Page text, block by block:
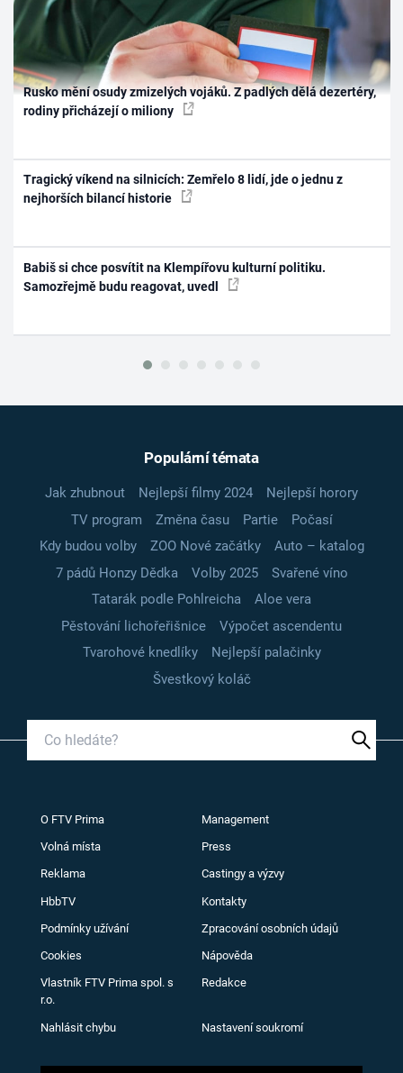
Rusko mění osudy zmizelých vojáků. Z padlých dělá dezertéry,
rodiny přicházejí o miliony
Tragický víkend na silnicích: Zemřelo 8 lidí, jde o jednu z
nejhorších bilancí historie
Babiš si chce posvítit na Klempířovu kulturní politiku.
Samozřejmě budu reagovat, uvedl
Populární témata
Jak zhubnout Nejlepší filmy 2024
Nejlepší horory
TV program
Změna času Partie
Počasí
Kdy budou volby
ZOO Nové začátky
Auto – katalog
7 pádů Honzy Dědka
Volby 2025
Svařené víno
Tatarák podle Pohlreicha
Aloe vera
Pěstování lichořeřišnice
Výpočet ascendentu
Tvarohové knedlíky
Nejlepší palačinky
Švestkový koláč
O FTV Prima Management
Volná místa Press
Reklama Castingy a výzvy
HbbTV Kontakty
Podmínky užívání Zpracování osobních údajů
Cookies Nápověda
Vlastník FTV Prima spol. s
r.o.
Redakce
Nahlásit chybu Nastavení soukromí